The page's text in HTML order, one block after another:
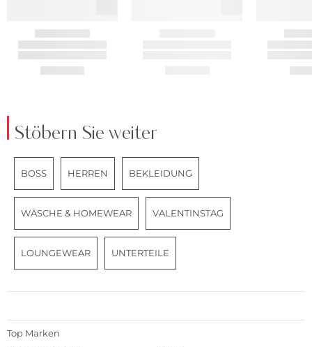
Stöbern Sie weiter
BOSS HERREN BEKLEIDUNG
WÄSCHE & HOMEWEAR VALENTINSTAG
LOUNGEWEAR UNTERTEILE
Top Marken